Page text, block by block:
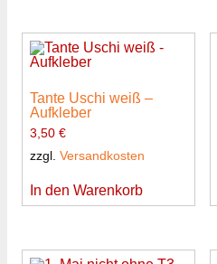
Tante Uschi weiß –
Aufkleber
3,50 €
zzgl. Versandkosten
In den Warenkorb